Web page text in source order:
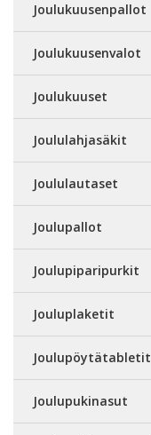
Joulukuusenpallot
Joulukuusenvalot
Joulukuuset
Joululahjasäkit
Joululautaset
Joulupallot
Joulupiparipurkit
Jouluplaketit
Joulupöytätabletit
Joulupukinasut